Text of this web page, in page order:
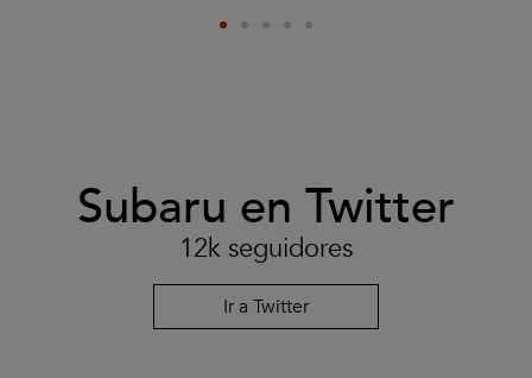
Subaru en Twitter
12k seguidores
Ir a Twitter